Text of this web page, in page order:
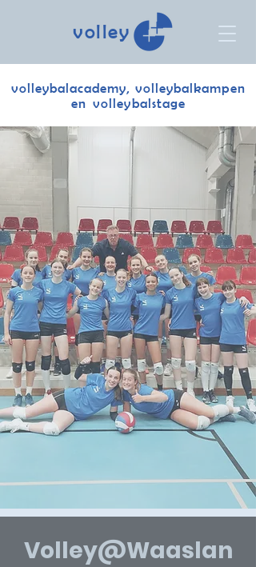
volley
volleybalacademy, volleybalkampen
en volleybalstage
Volley@Waaslan